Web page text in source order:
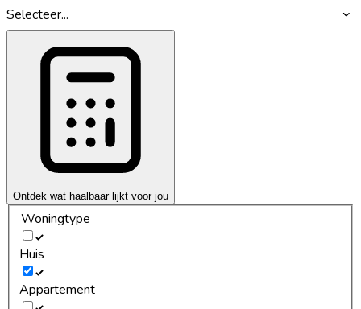
Selecteer...
Ontdek wat haalbaar lijkt voor jou
Woningtype
Huis
Appartement